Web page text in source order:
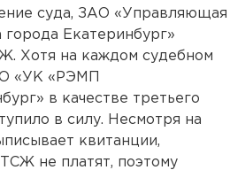
суда, ЗАО «Управляющая
Екатеринбург»
Хотя на каждом судебном
«УК «РЭМП
в качестве третьего
в силу. Несмотря на
квитанции,
не платят, поэтому